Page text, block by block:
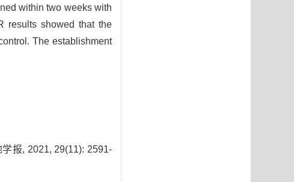
within two weeks with
results showed that the
The establishment
报, 2021, 29(11): 2591-